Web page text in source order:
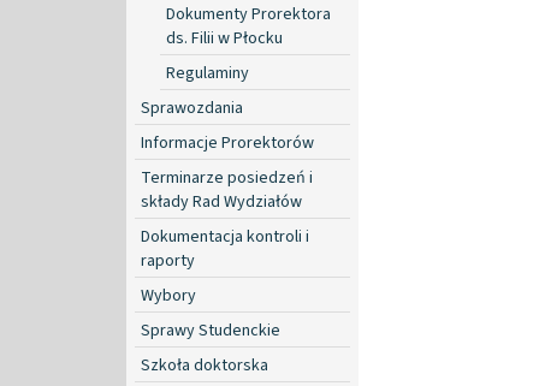
Dokumenty Prorektora
ds. Filii w Płocku
Regulaminy
Sprawozdania
Informacje Prorektorów
Terminarze posiedzeń i
składy Rad Wydziałów
Dokumentacja kontroli i
raporty
Wybory
Sprawy Studenckie
Szkoła doktorska